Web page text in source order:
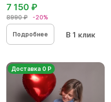
8990 ₽ -20%
7 150 ₽
Подробнее В 1 клик
Доставка 0 Р